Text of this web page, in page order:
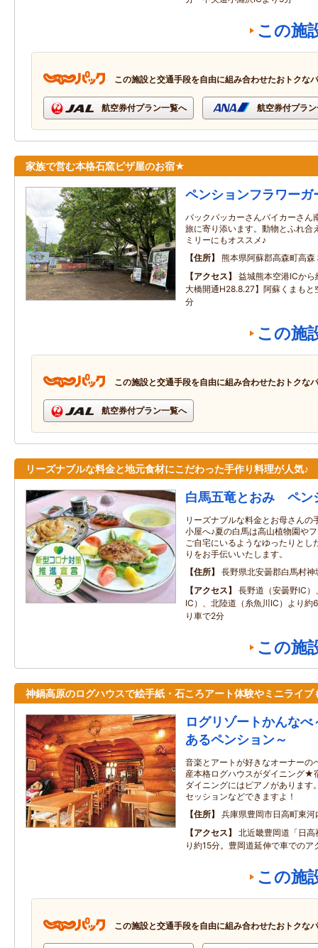
この施
この施設と交通手段を自由に組み合わせたおトクな
航空券付プラン一覧へ 航空券付プラ
家族で営む本格石窯ピザ屋のお宿★
ペンションフラワーガ
バックパッカーさんバイカーさん
旅に寄り添います。動物とふれ合
ミリーにもオススメ♪
住所
熊本県阿蘇郡高森町高森
アクセス
益城熊本空港IC
大橋開通H28.8.27】阿蘇くまも
分
この施
この施設と交通手段を自由に組み合わせたおトクな
航空券付プラン一覧へ
リーズナブルな料金と地元食材にこだわった手作り料理が人気♪
白馬五竜とおみ ペン
リーズナブルな料金とお母さんの
小屋へ♪夏の白馬は高山植物園や
ご自宅にいるようなゆったりとし
りをお手伝いいたします。
住所
長野県北安曇郡白馬村神
アクセス
長野道（安曇野IC
IC）、北陸道（糸魚川IC）より約
り車で2分
この施
神鍋高原のログハウスで絵手紙・石ころアート体験やミニライブ
ログリゾートかんな
あるペンション～
音楽とアートが好きなオーナー
産本格ログハウスがダイニング
ダイニングにはピアノがあります
セッションなどできますよ！
住所
兵庫県豊岡市日高町東
アクセス
北近畿豊岡道「日
り約15分。豊岡道延伸で車での
この施
この施設と交通手段を自由に組み合わせたおトクな